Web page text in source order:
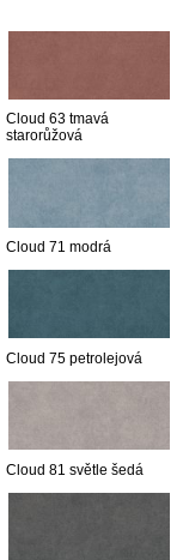
Cloud 63 tmavá
starorůžová
Cloud 71 modrá
Cloud 75 petrolejová
Cloud 81 světle šedá